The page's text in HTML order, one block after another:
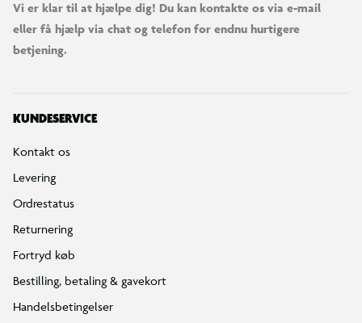
Vi er klar til at hjælpe dig! Du kan kontakte os via e-mail
eller få hjælp via chat og telefon for endnu hurtigere
betjening.
KUNDESERVICE
Kontakt os
Levering
Ordrestatus
Returnering
Fortryd køb
Bestilling, betaling & gavekort
Handelsbetingelser